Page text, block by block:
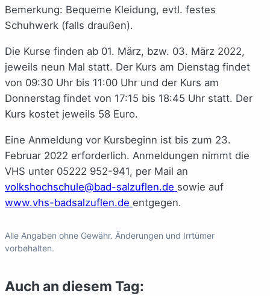
Bemerkung: Bequeme Kleidung, evtl. festes
Schuhwerk (falls draußen).
Die Kurse finden ab 01. März, bzw. 03. März 2022,
jeweils neun Mal statt. Der Kurs am Dienstag findet
von 09:30 Uhr bis 11:00 Uhr und der Kurs am
Donnerstag findet von 17:15 bis 18:45 Uhr statt. Der
Kurs kostet jeweils 58 Euro.
Eine Anmeldung vor Kursbeginn ist bis zum 23.
Februar 2022 erforderlich. Anmeldungen nimmt die
VHS unter 05222 952-941, per Mail an
volkshochschule@bad-salzuflen.de sowie auf
www.vhs-badsalzuflen.de entgegen.
Alle Angaben ohne Gewähr. Änderungen und Irrtümer
vorbehalten.
Auch an diesem Tag: